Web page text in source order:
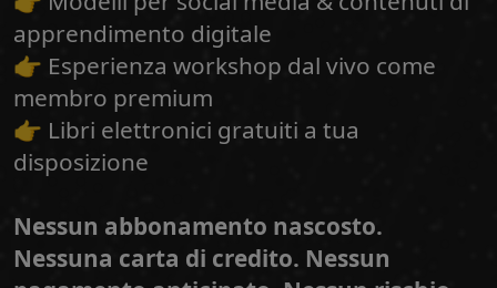
apprendimento digitale
👉 Esperienza workshop dal vivo come
membro premium
👉 Libri elettronici gratuiti a tua
disposizione
Nessun abbonamento nascosto.
Nessuna carta di credito. Nessun